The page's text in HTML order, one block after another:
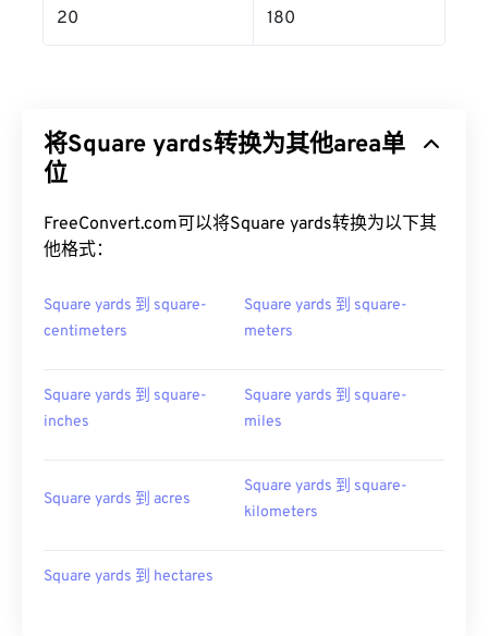
20 180
将Square yards转换为其他area单
位
FreeConvert.com可以将Square yards转换为以下其
他格式：
Square yards 到 square-
centimeters
Square yards 到 square-
meters
Square yards 到 square-
inches
Square yards 到 square-
miles
Square yards 到 acres
Square yards 到 square-
kilometers
Square yards 到 hectares